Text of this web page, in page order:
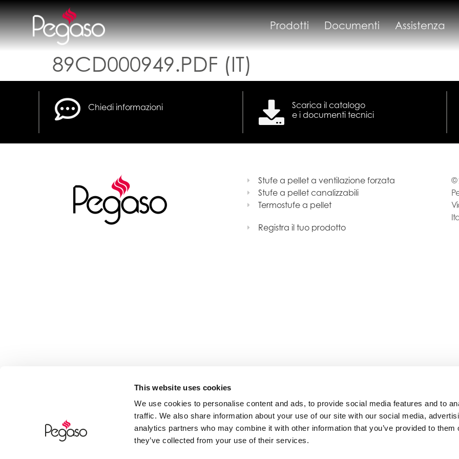
This website uses cookies
We use cookies to personalise content and ads, to provide social media features and to
traffic. We also share information about your use of our site with our social media,
analytics partners who may combine it with other information that you’ve provided to them
they’ve collected from your use of their services.
Prodotti Documenti Assistenza
89CD000949.PDF (IT)
Chiedi informazioni
Scarica il catalogo
e i documenti tecnici
Stufe a pellet a ventilazione forzata
Stufe a pellet canalizzabili
Termostufe a pellet
Registra il tuo prodotto
©